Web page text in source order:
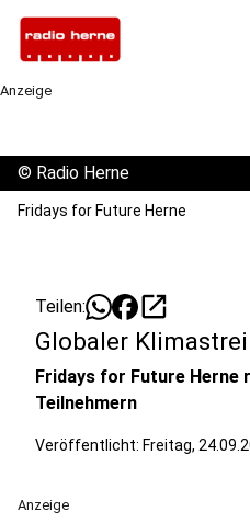
Anzeige
© Radio Herne
Fridays for Future Herne
Teilen: open_in_new
Globaler
Fridays for Future Herne
Teilnehmern
Veröffentlicht: Freitag,
Anzeige